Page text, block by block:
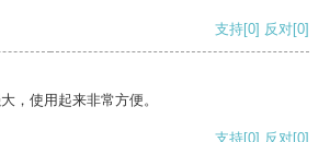
支持[0] 反对[0]
，使用起来非常方便。
支持[0] 反对[0]